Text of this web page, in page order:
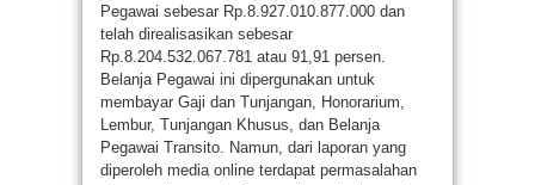
Pegawai sebesar Rp.8.927.010.877.000 dan
telah direalisasikan sebesar
Rp.8.204.532.067.781 atau 91,91 persen.
Belanja Pegawai ini dipergunakan untuk
membayar Gaji dan Tunjangan, Honorarium,
Lembur, Tunjangan Khusus, dan Belanja
Pegawai Transito. Namun, dari laporan yang
diperoleh media online terdapat permasalahan